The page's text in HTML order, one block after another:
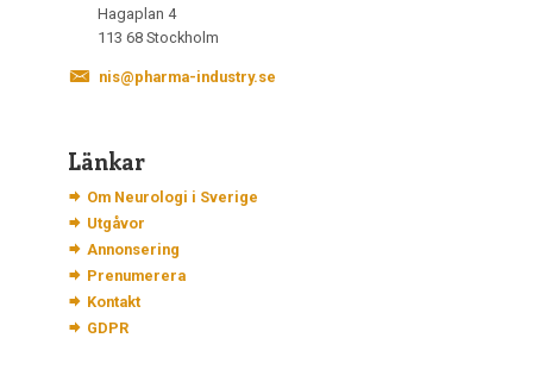
Hagaplan 4
113 68 Stockholm
nis@pharma-industry.se
Länkar
Om Neurologi i Sverige
Utgåvor
Annonsering
Prenumerera
Kontakt
GDPR